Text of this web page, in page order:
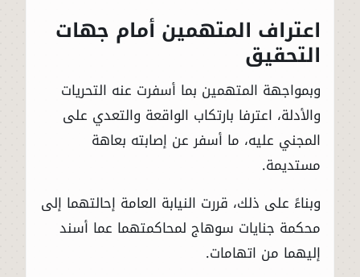
اعتراف المتهمين أمام جهات
التحقيق
وبمواجهة المتهمين بما أسفرت عنه التحريات
والأدلة، اعترفا بارتكاب الواقعة والتعدي على
المجني عليه، ما أسفر عن إصابته بعاهة
مستديمة.
وبناءً على ذلك، قررت النيابة العامة إحالتهما إلى
محكمة جنايات سوهاج لمحاكمتهما عما أسند
إليهما من اتهامات.